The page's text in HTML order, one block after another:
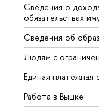
Сведения о
обязательствах
Сведения об
Людям с
Единая платежная
Работа в Вышке